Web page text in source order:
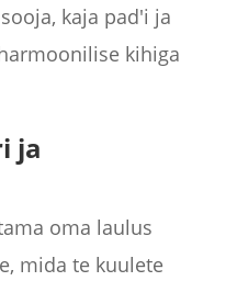
kaja pad'i ja
kihiga
ja
oma laulus
mida te kuulete